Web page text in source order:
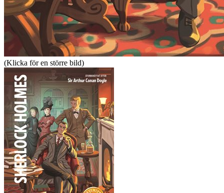
(Klicka för en större bild)